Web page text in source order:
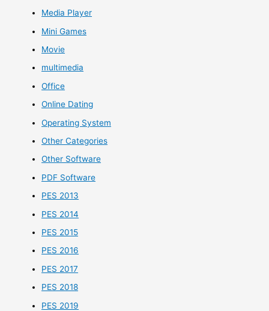
Media Player
Mini Games
Movie
multimedia
Office
Online Dating
Operating System
Other Categories
Other Software
PDF Software
PES 2013
PES 2014
PES 2015
PES 2016
PES 2017
PES 2018
PES 2019